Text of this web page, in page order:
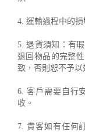
4. 運輸過程中的損
5. 退貨須知：有
退回物品的完整
致，否則恕不予以
6. 客戶需要自行
收。
7. 貴客如有任何